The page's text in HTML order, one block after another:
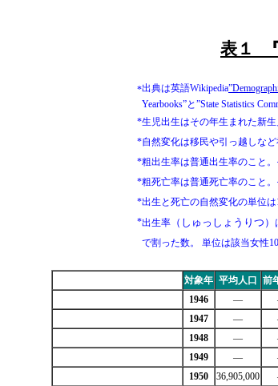
表１
*出典は英語Wikipedia
Yearbooks”と”State Statistics
*生児出生はその年生まれた新生
*自然変化は移民や引っ越しなど
*粗出生率は普通出生率のこと
*粗死亡率は普通死亡率のこと
*出生と死亡の自然変化の単位は
*出生率 （しゅっしょうりつ）
で割った数。 単位は該当女性
対象年 平均人口 前
1946
―
1947
―
1948
―
1949
―
1950
36,905,000